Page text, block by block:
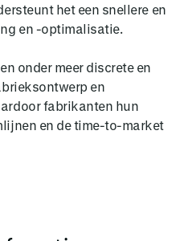
het een snellere en
en -optimalisatie.
onder meer discrete en
en
fabrikanten hun
en de time-to-market